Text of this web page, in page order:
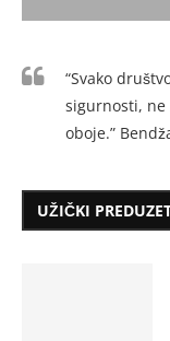
“Svako
sigurnosti,
oboje.”
UŽIČKI